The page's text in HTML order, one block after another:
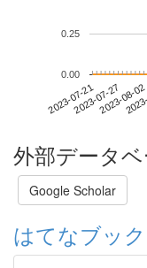
2023-07-212023-07-272023-08-02
0.00
0.25
外部データ
Google Scholar
はてなブッ